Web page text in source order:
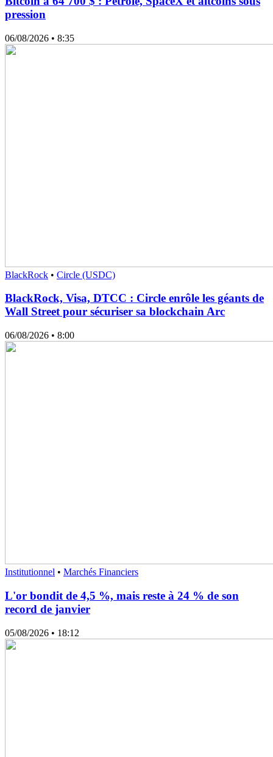
pression
06/08/2026 • 8:35
BlackRock • Circle (USDC)
BlackRock, Visa, DTCC : Circle enrôle les géants de
Wall Street pour sécuriser sa blockchain Arc
06/08/2026 • 8:00
Institutionnel • Marchés Financiers
L'or bondit de 4,5 %, mais reste à 24 % de son
record de janvier
05/08/2026 • 18:12